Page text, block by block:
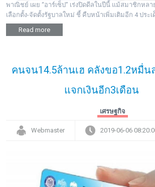
พาณิชย์ เผย “อาร์เซ็ป” เร่งปิดดีลในปีนี้ แม้สมาชิกหลา
เลือกตั้ง-จัดตั้งรัฐบาลใหม่ ชี้ คืบหน้าเพิ่มเติมอีก 4 ประเ
Read more
คนจน14.5ล้านเฮ คลังขอ1.2หมื่น
แจกเงินอีก3เดือน
เศรษฐกิจ
Webmaster 2019-06-06